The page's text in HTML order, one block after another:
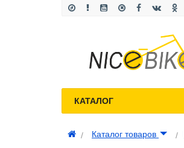
КАТАЛОГ
Каталог товаров